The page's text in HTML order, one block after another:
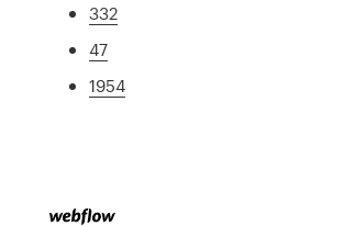
332
47
1954